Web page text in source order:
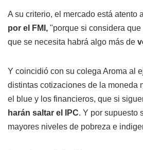
A su criterio, el mercado está atento
por el FMI, "porque si considera
que se necesita habrá algo más de
Y coincidió con su colega Aroma al
distintas cotizaciones de la moneda
el blue y los financieros, que si
harán saltar el IPC. Y por supuesto
mayores niveles de pobreza e